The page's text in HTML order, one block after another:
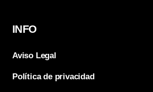
INFO
Aviso Legal
Política de privacidad